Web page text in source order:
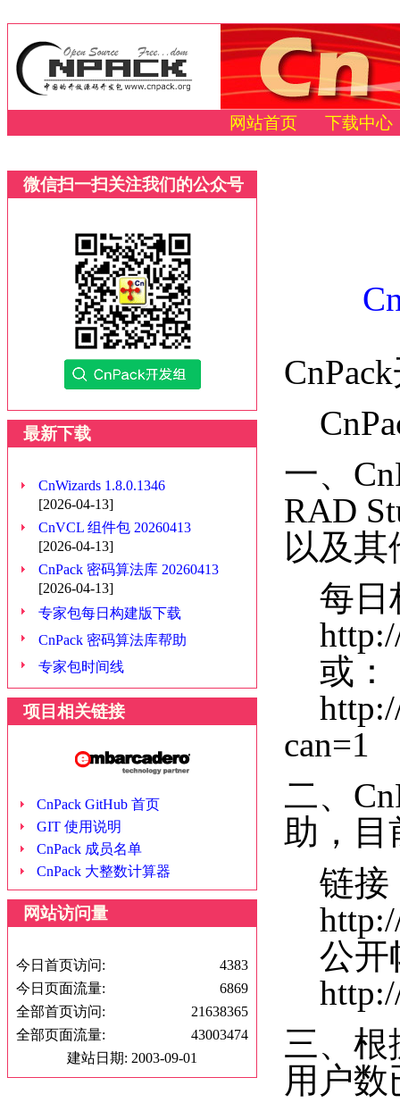
网站首页 下载中心
微信扫一扫关注我们的公众号
最新下载
CnWizards 1.8.0.1346
[2026-04-13]
CnVCL 组件包 20260413
[2026-04-13]
CnPack 密码算法库 20260413
[2026-04-13]
专家包每日构建版下载
CnPack 密码算法库帮助
专家包时间线
项目相关链接
CnPack GitHub 首页
GIT 使用说明
CnPack 成员名单
CnPack 大整数计算器
网站访问量
今日首页访问:
4383
今日页面流量:
6869
全部首页访问:
21638365
全部页面流量:
43003474
建站日期: 2003-09-01
一、
RAD
以及其
每日
http://
或：
http://
can=1
二、
助，目
链接
http://
公开
http://
三、根
用户